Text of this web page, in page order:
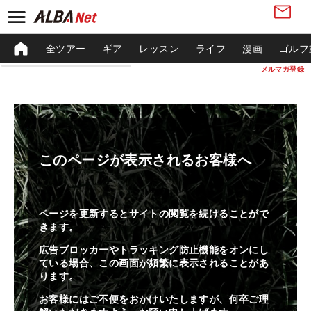
メルマガ登録
全ツアー ギア レッスン ライフ 漫画 ゴル
このページが表示されるお客様へ
ページを更新するとサイトの閲覧を続けることがで
きます。
広告ブロッカーやトラッキング防止機能をオンにし
ている場合、この画面が頻繁に表示されることがあ
ります。
お客様にはご不便をおかけいたしますが、何卒ご理